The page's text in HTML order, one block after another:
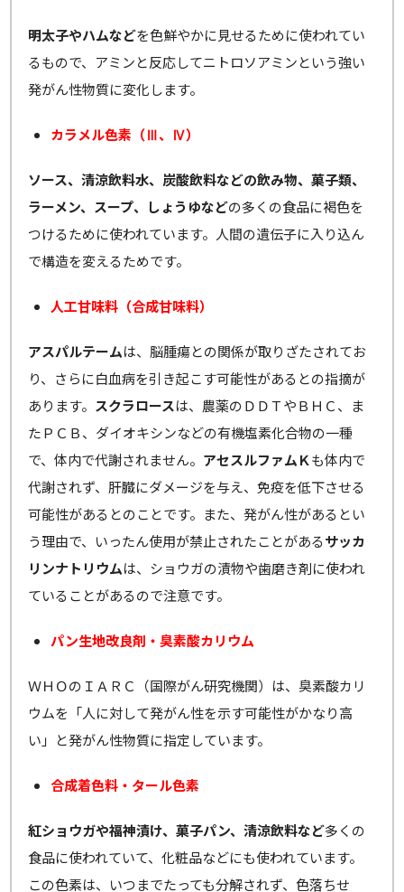
明太子やハムなどを色鮮やかに見せるために使われてい
るもので、アミンと反応してニトロソアミンという強い
発がん性物質に変化します。
カラメル色素（Ⅲ、Ⅳ）
ソース、清涼飲料水、炭酸飲料などの飲み物、菓子類、
ラーメン、スープ、しょうゆなどの多くの食品に褐色を
つけるために使われています。人間の遺伝子に入り込ん
で構造を変えるためです。
人工甘味料（合成甘味料）
アスパルテームは、脳腫瘍との関係が取りざたされてお
り、さらに白血病を引き起こす可能性があるとの指摘が
あります。 スクラロースは、農薬のＤＤＴやＢＨＣ、ま
たＰＣＢ、ダイオキシンなどの有機塩素化合物の一種
で、体内で代謝されません。 アセスルファムＫも体内で
代謝されず、肝臓にダメージを与え、免疫を低下させる
可能性があるとのことです。また、発がん性があるとい
う理由で、いったん使用が禁止されたことがあるサッカ
リンナトリウムは、ショウガの漬物や歯磨き剤に使われ
ていることがあるので注意です。
パン生地改良剤・臭素酸カリウム
ＷＨＯのＩＡＲＣ（国際がん研究機関）は、臭素酸カリ
ウムを「人に対して発がん性を示す可能性がかなり高
い」と発がん性物質に指定しています。
合成着色料・タール色素
紅ショウガや福神漬け、菓子パン、清涼飲料など多くの
食品に使われていて、化粧品などにも使われています。
この色素は、いつまでたっても分解されず、色落ちせ